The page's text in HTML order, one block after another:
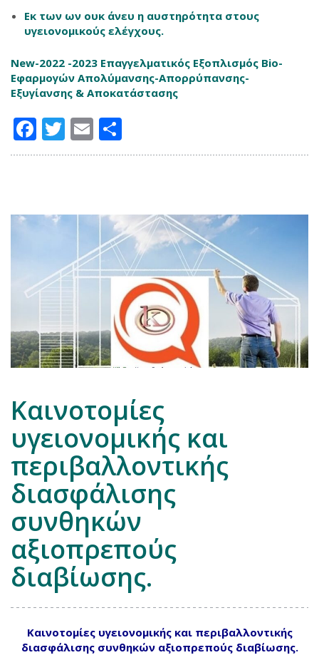
Εκ των ων ουκ άνευ η αυστηρότητα στους
υγειονομικούς ελέγχους.
New-2022 -2023 Επαγγελματικός Εξοπλισμός Bio-
Εφαρμογών Απολύμανσης-Απορρύπανσης-
Εξυγίανσης & Αποκατάστασης
Facebook
Twitter
Email
Καινοτομίες
υγειονομικής και
περιβαλλοντικής
διασφάλισης
συνθηκών
αξιοπρεπούς
διαβίωσης.
Καινοτομίες υγειονομικής και περιβαλλοντικής
διασφάλισης συνθηκών αξιοπρεπούς διαβίωσης.